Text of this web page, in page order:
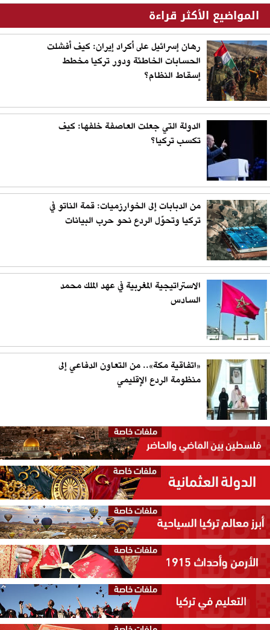
المواضيع الأكثر قراءة
رهان إسرائيل على أكراد إيران: كيف أفشلت
الحسابات الخاطئة ودور تركيا مخطط
إسقاط النظام؟
الدولة التي جعلت العاصفة خلفها: كيف
تكسب تركيا؟
من الدبابات إلى الخوارزميات: قمة الناتو في
تركيا وتحوّل الردع نحو حرب البيانات
الاستراتيجية المغربية في عهد الملك محمد
السادس
«اتفاقية مكة».. من التعاون الدفاعي إلى
منظومة الردع الإقليمي